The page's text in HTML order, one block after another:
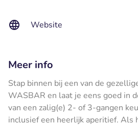
Website
Meer info
Stap binnen bij een van de
WASBAR en laat je eens goed in
van een zalig(e) 2- of 3-gangen
inclusief een heerlijk aperitief. Als